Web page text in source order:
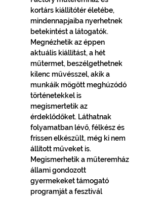
kortárs kiállítótér életébe,
mindennapjaiba nyerhetnek
betekintést a látogatók.
Megnézhetik az éppen
aktuális kiállítást, a hét
műtermet, beszélgethetnek
kilenc művésszel, akik a
munkáik mögött meghúzódó
történetekkel is
megismertetik az
érdeklődőket. Láthatnak
folyamatban lévő, félkész és
frissen elkészült, még ki nem
állított műveket is.
Megismerhetik a műteremház
állami gondozott
gyermekeket támogató
programját a fesztivál